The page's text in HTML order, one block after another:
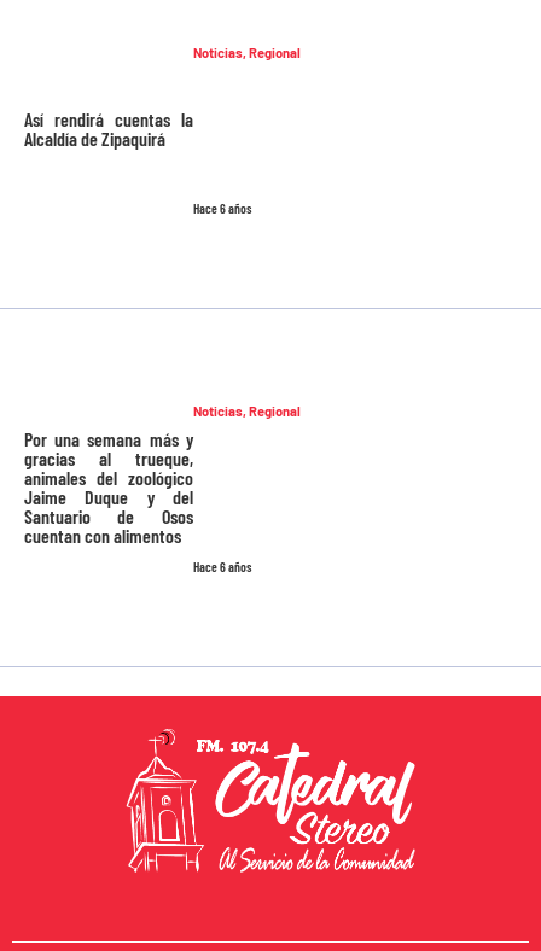
Noticias,Regional
Hace 6 años
Así rendirá cuentas la
Alcaldía de Zipaquirá
Noticias,Regional
Hace 6 años
Por una semana más y
gracias al trueque,
animales del zoológico
Jaime Duque y del
Santuario de Osos
cuentan con alimentos